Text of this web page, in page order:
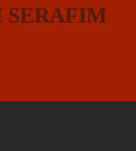
SERAFIM